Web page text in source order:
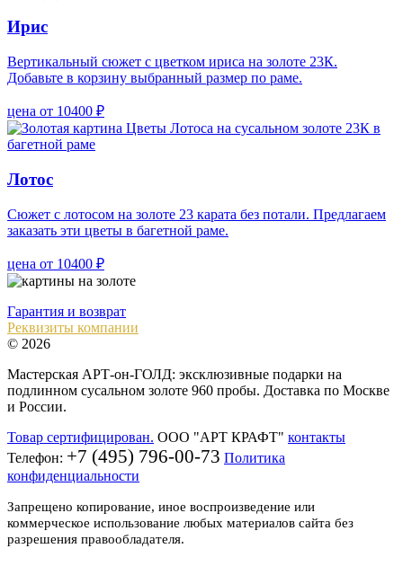
Ирис
Вертикальный сюжет с цветком ириса на золоте 23К.
Добавьте в корзину выбранный размер по раме.
цена от 10400 ₽
Лотос
Сюжет с лотосом на золоте 23 карата без потали. Предлагаем
заказать эти цветы в багетной раме.
цена от 10400 ₽
Гарантия и возврат
Реквизиты компании
© 2026
Мастерская АРТ-он-ГОЛД: эксклюзивные подарки на
подлинном сусальном золоте 960 пробы. Доставка по Москве
и России.
Товар сертифицирован. ООО "АРТ КРАФТ" контакты
Телефон: +7 (495) 796-00-73 Политика
конфиденциальности
Запрещено копирование, иное воспроизведение или
коммерческое использование любых материалов сайта без
разрешения правообладателя.